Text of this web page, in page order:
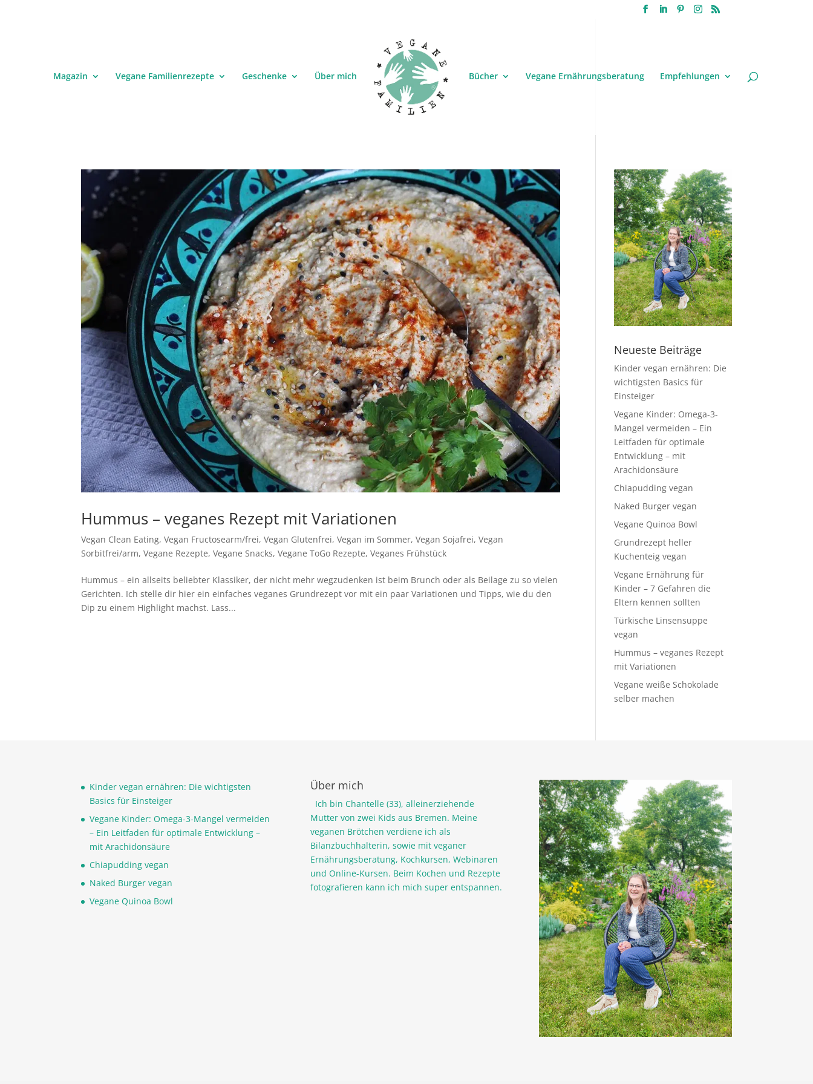
Magazin Vegane Familienrezepte Geschenke Über mich Bücher Vegane Ernährungsberatung Empfehlungen
Hummus – veganes Rezept mit Variationen
Vegan Clean Eating,Vegan Fructosearm/frei,Vegan Glutenfrei,Vegan im Sommer,Vegan Sojafrei,Vegan
Sorbitfrei/arm,Vegane Rezepte,Vegane Snacks,Vegane ToGo Rezepte,Veganes Frühstück
Hummus – ein allseits beliebter Klassiker, der nicht mehr wegzudenken ist beim Brunch oder als Beilage zu so vielen
Gerichten. Ich stelle dir hier ein einfaches veganes Grundrezept vor mit ein paar Variationen und Tipps, wie du den
Dip zu einem Highlight machst. Lass...
Neueste Beiträge
Kinder vegan ernähren: Die
wichtigsten Basics für
Einsteiger
Vegane Kinder: Omega-3-
Mangel vermeiden – Ein
Leitfaden für optimale
Entwicklung – mit
Arachidonsäure
Chiapudding vegan
Naked Burger vegan
Vegane Quinoa Bowl
Grundrezept heller
Kuchenteig vegan
Vegane Ernährung für
Kinder – 7 Gefahren die
Eltern kennen sollten
Türkische Linsensuppe
vegan
Hummus – veganes Rezept
mit Variationen
Vegane weiße Schokolade
selber machen
Kinder vegan ernähren: Die wichtigsten
Basics für Einsteiger
Vegane Kinder: Omega-3-Mangel vermeiden
– Ein Leitfaden für optimale Entwicklung –
mit Arachidonsäure
Chiapudding vegan
Naked Burger vegan
Vegane Quinoa Bowl
Über mich
Ich bin Chantelle (33), alleinerziehende
Mutter von zwei Kids aus Bremen. Meine
veganen Brötchen verdiene ich als
Bilanzbuchhalterin, sowie mit veganer
Ernährungsberatung, Kochkursen, Webinaren
und Online-Kursen. Beim Kochen und Rezepte
fotografieren kann ich mich super entspannen.